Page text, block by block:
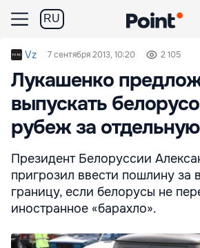
RU
Vz 7 сентября 2013, 10:20 2 105
Лукашенко
выпускать
рубеж за
Президент Белоруссии
пригрозил ввести пошлину за
границу, если белорусы не
иностранное «барахло».